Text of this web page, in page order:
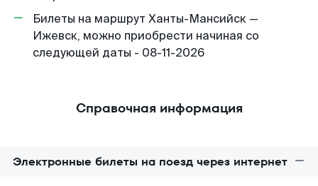
Билеты на маршрут Ханты-Мансийск —
Ижевск, можно приобрести начиная со
следующей даты - 08-11-2026
Справочная информация
Электронные билеты на поезд через интернет